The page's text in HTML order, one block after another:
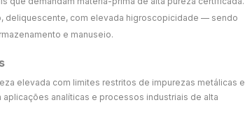
deliquescente, com elevada higroscopicidade — sendo
e manuseio.
elevada com limites restritos de impurezas metálicas e
aplicações analíticas e processos industriais de alta